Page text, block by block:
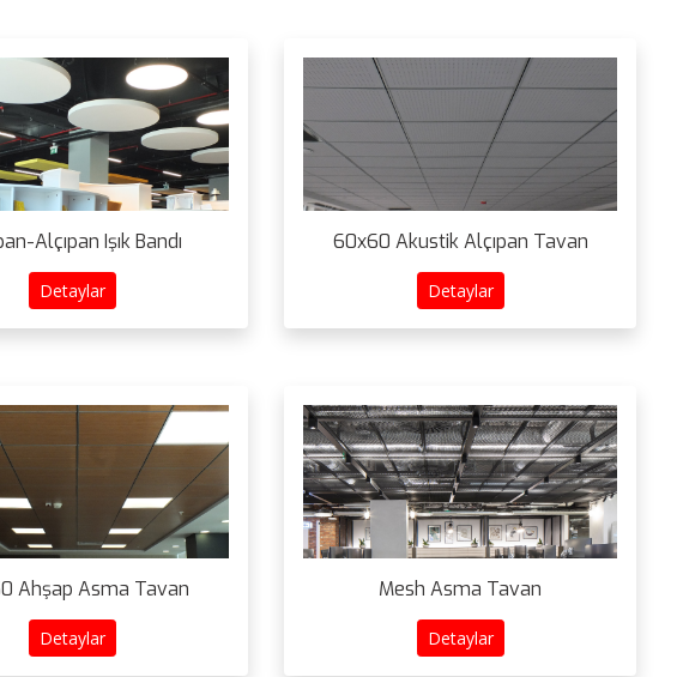
Alçıpan Işık Bandı
Detaylar
60x60 Akustik Alçıpan Tavan
Detaylar
Ahşap Asma Tavan
Detaylar
Mesh Asma Tavan
Detaylar